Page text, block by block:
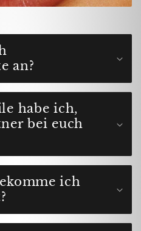
an?
habe ich,
bei euch
ich